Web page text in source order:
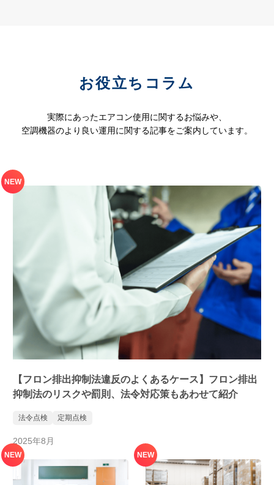
お役立ちコラム
実際にあったエアコン使用に関するお悩みや、
空調機器のより良い運用に関する記事をご案内しています。
【フロン排出抑制法違反のよくあるケース】フロン排出
抑制法のリスクや罰則、法令対応策もあわせて紹介
法令点検 定期点検
NEW
2025年8月
NEW NEW